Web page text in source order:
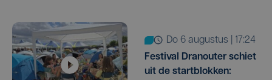
do 6 augustus | 17:24
Festival Dranouter schiet
uit de startblokken: